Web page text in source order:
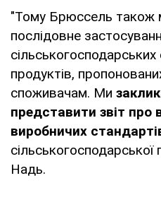
"Тому Брюссель також
послідовне
продуктів,
споживачам. Ми
представити звіт про
виробничих
Надь.